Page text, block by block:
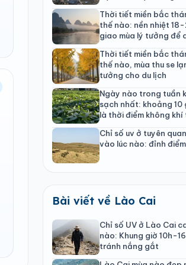
Thời tiết miền bắc
thế nào: nền nhiệt
giao mùa lý tưởng để
Thời tiết miền bắc
thế nào, mùa thu se
tưởng cho du lịch
Ngày nào trong tuần
sạch nhất: khoảng 10
là thời điểm không khí
Chỉ số uv ở tuyên
vào lúc nào: đỉnh điểm
Bài viết về Lào Cai
Chỉ số UV ở Lào Cai
nào: Khung giờ 10h-
tránh nắng gắt